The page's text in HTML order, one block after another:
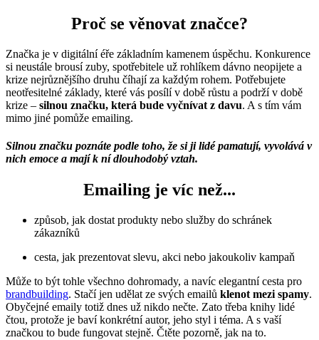
Proč se věnovat značce?
Značka je v digitální éře základním kamenem úspěchu. Konkurence
si neustále brousí zuby, spotřebitele už rohlíkem dávno neopijete a
krize nejrůznějšího druhu číhají za každým rohem. Potřebujete
neotřesitelné základy, které vás posílí v době růstu a podrží v době
krize – silnou značku, která bude vyčnívat z davu. A s tím vám
mimo jiné pomůže emailing.
Silnou značku poznáte podle toho, že si ji lidé pamatují, vyvolává v
nich emoce a mají k ní dlouhodobý vztah.
Emailing je víc než...
způsob, jak dostat produkty nebo služby do schránek
zákazníků
cesta, jak prezentovat slevu, akci nebo jakoukoliv kampaň
Může to být tohle všechno dohromady, a navíc elegantní cesta pro
brandbuilding. Stačí jen udělat ze svých emailů klenot mezi spamy.
Obyčejné emaily totiž dnes už nikdo nečte. Zato třeba knihy lidé
čtou, protože je baví konkrétní autor, jeho styl i téma. A s vaší
značkou to bude fungovat stejně. Čtěte pozorně, jak na to.